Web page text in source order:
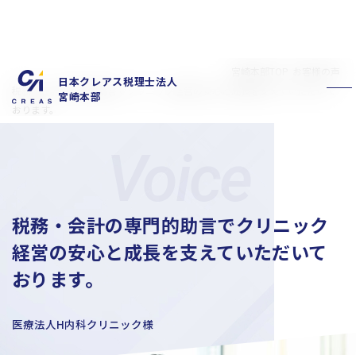
日本クレアス税理士法人
宮崎本部
私たちの特徴
サービス内容
お客様の声
スタッフ紹介
お知らせ
税務・会計の専門的助言でクリニック経営の安心と成長を支えていただいて
おります。
税務・会計の専門的助言でクリニック
経営の安心と成長を支えていただいて
おります。
医療法人H内科クリニック様